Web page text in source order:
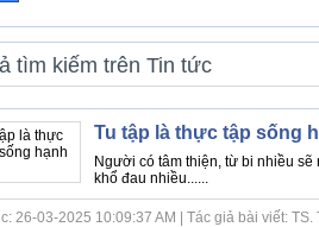
tìm kiếm trên Tin tức
Tu tập là thực tập sống
Người có tâm thiện, từ bi nhiều
khổ đau nhiều......
26-03-2025 10:09:37 AM | Tác giả bài viết: